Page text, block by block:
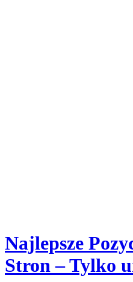
Najlepsze
Stron – Tylko